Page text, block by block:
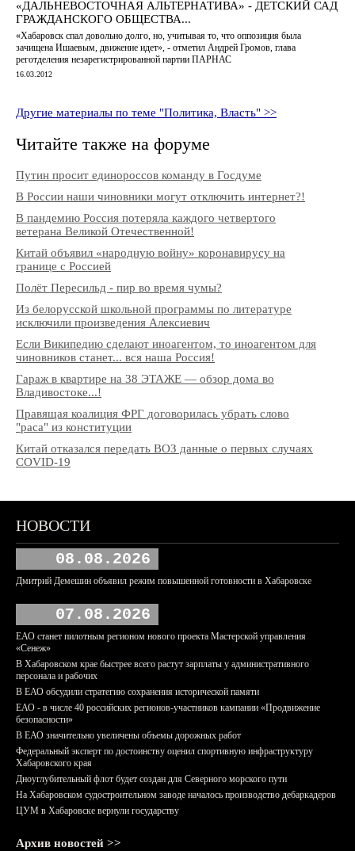
« ДАЛЬНЕВОСТОЧНАЯ АЛЬТЕРНАТИВА» - ДЕТСКИЙ САД
ГРАЖДАНСКОГО ОБЩЕСТВА...
«Хабаровск спал довольно долго, но, учитывая то, что оппозиция была
зачищена Ишаевым, движение идет», - отметил Андрей Громов, глава
реготделения незарегистрированной партии ПАРНАС
16.03.2012
Другие материалы по теме "Политика, Власть" >>
Читайте также на форуме
Путин просит единороссов команду в Госдуме
В России наши чиновники могут отключить интернет?!
В пандемию Россия потеряла каждого четвертого
ветерана Великой Отечественной!
Китай объявил «народную войну» коронавирусу на
границе с Россией
Полёт Пересильд - пир во время чумы?
Из белорусской школьной программы по литературе
исключили произведения Алексиевич
Если Википедию сделают иноагентом, то иноагентом для
чиновников станет... вся наша Россия!
Гараж в квартире на 38 ЭТАЖЕ — обзор дома во
Владивостоке...!
Правящая коалиция ФРГ договорилась убрать слово
"раса" из конституции
Китай отказался передать ВОЗ данные о первых случаях
COVID-19
НОВОСТИ
08.08.2026
Дмитрий Демешин объявил режим повышенной готовности в Хабаровске
07.08.2026
ЕАО станет пилотным регионом нового проекта Мастерской управления
«Сенеж»
В Хабаровском крае быстрее всего растут зарплаты у административного
персонала и рабочих
В ЕАО обсудили стратегию сохранения исторической памяти
ЕАО - в числе 40 российских регионов-участников кампании «Продвижение
безопасности»
В ЕАО значительно увеличены объемы дорожных работ
Федеральный эксперт по достоинству оценил спортивную инфраструктуру
Хабаровского края
Дноуглубительный флот будет создан для Северного морского пути
На Хабаровском судостроительном заводе началось производство дебаркадеров
ЦУМ в Хабаровске вернули государству
Архив новостей >>